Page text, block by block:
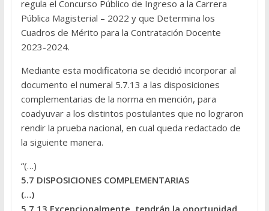
regula el Concurso Público de Ingreso a la Carrera
Pública Magisterial – 2022 y que Determina los
Cuadros de Mérito para la Contratación Docente
2023-2024.
Mediante esta modificatoria se decidió incorporar al
documento el numeral 5.7.13 a las disposiciones
complementarias de la norma en mención, para
coadyuvar a los distintos postulantes que no lograron
rendir la prueba nacional, en cual queda redactado de
la siguiente manera.
“(…)
5.7 DISPOSICIONES COMPLEMENTARIAS
(…)